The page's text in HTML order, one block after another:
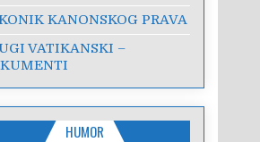
KANONSKOG PRAVA
VATIKANSKI –
HUMOR